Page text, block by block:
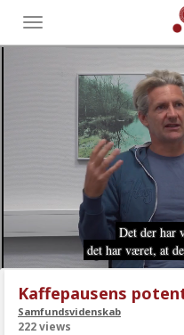
Toggle
menu
Kaffepausens
Samfundsvidenskab
222 views